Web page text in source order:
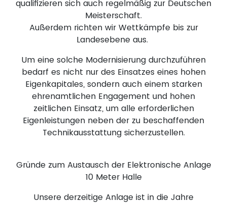
qualifizieren sich auch regelmäßig zur Deutschen
Meisterschaft.
Außerdem richten wir Wettkämpfe bis zur
Landesebene aus.
Um eine solche Modernisierung durchzuführen
bedarf es nicht nur des Einsatzes eines hohen
Eigenkapitales, sondern auch einem starken
ehrenamtlichen Engagement und hohen
zeitlichen Einsatz, um alle erforderlichen
Eigenleistungen neben der zu beschaffenden
Technikausstattung sicherzustellen.
Gründe zum Austausch der Elektronische Anlage
10 Meter Halle
Unsere derzeitige Anlage ist in die Jahre